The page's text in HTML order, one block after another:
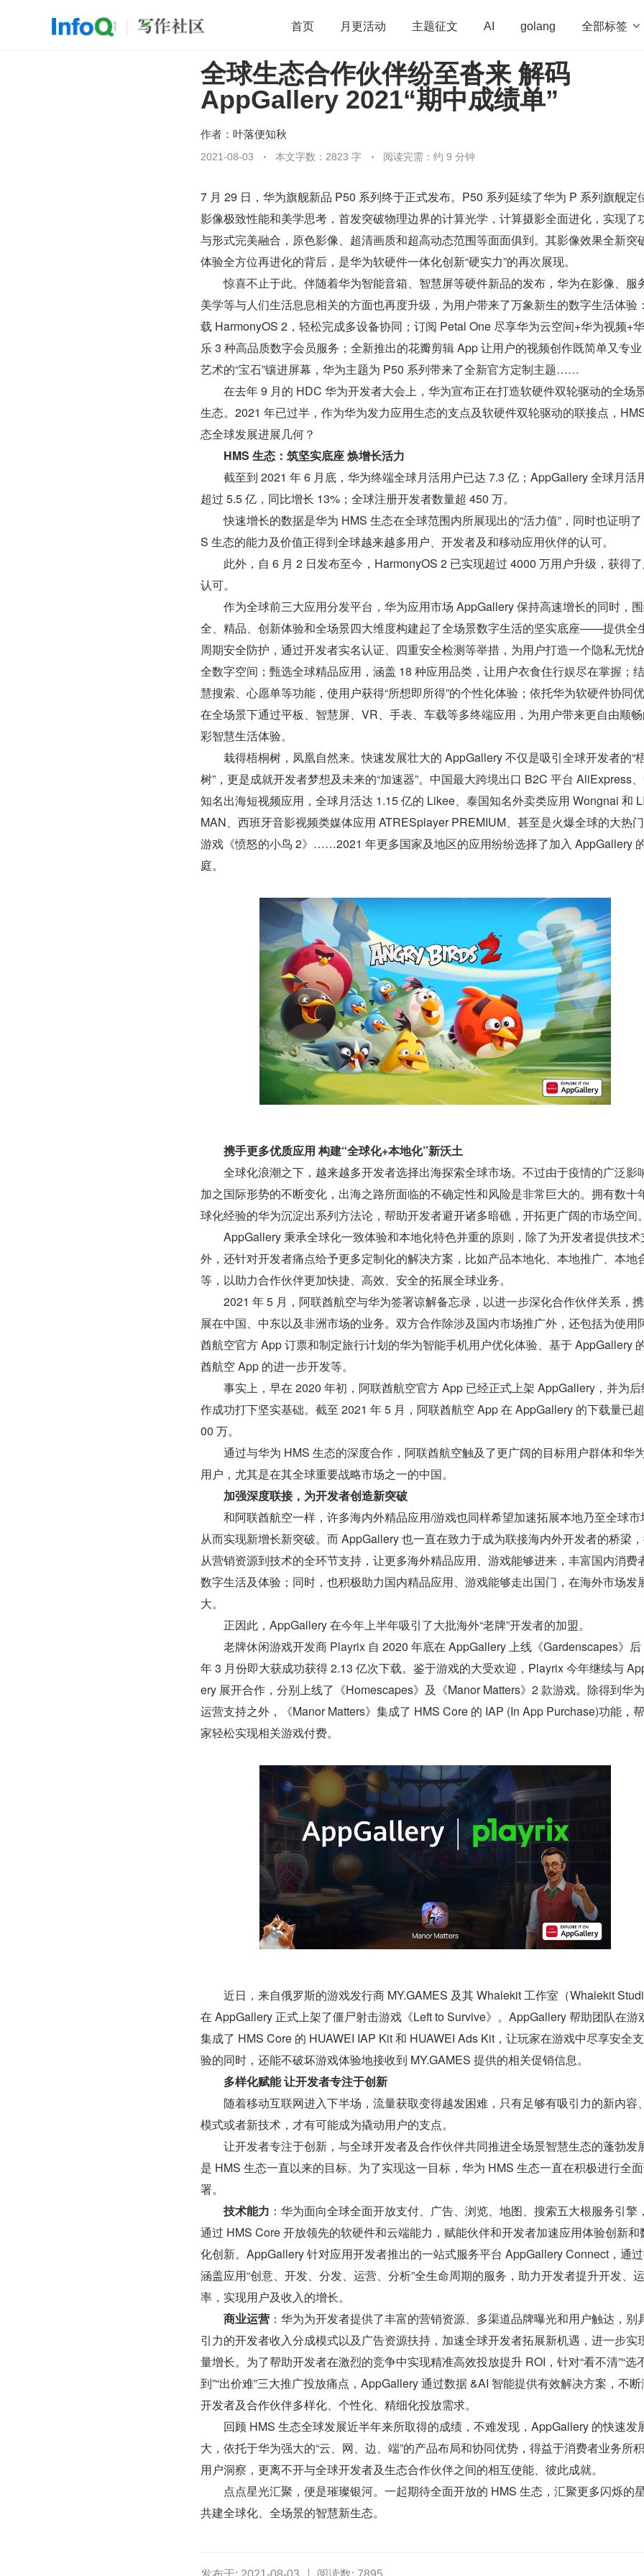
首页 月更活动 主题征文 AI golang 全部标签 
开源 架构 OpenHarmony 算法 学习方法 Web3.0
团队管理 程序员 运维 深度思考 低代码
全球生态合作伙伴纷至沓来 解码
AppGallery 2021“期中成绩单”
作者： 叶落便知秋
2021-08-03 本文字数：2823 字 阅读完需：约 9 分钟
7 月 29 日，华为旗舰新品 P50 系列终于正式发布。P50 系列延续了华为 P 系列旗舰定
影像极致性能和美学思考，首发突破物理边界的计算光学，计算摄影全面进化，实现了
与形式完美融合，原色影像、超清画质和超高动态范围等面面俱到。其影像效果全新突
体验全方位再进化的背后，是华为软硬件一体化创新“硬实力”的再次展现。
惊喜不止于此。伴随着华为智能音箱、智慧屏等硬件新品的发布，华为在影像、服务
美学等与人们生活息息相关的方面也再度升级，为用户带来了万象新生的数字生活体验
载 HarmonyOS 2，轻松完成多设备协同；订阅 Petal One 尽享华为云空间+华为视频+
乐 3 种高品质数字会员服务；全新推出的花瓣剪辑 App 让用户的视频创作既简单又专
艺术的“宝石”镶进屏幕，华为主题为 P50 系列带来了全新官方定制主题……
在去年 9 月的 HDC 华为开发者大会上，华为宣布正在打造软硬件双轮驱动的全场
生态。2021 年已过半，作为华为发力应用生态的支点及软硬件双轮驱动的联接点，
态全球发展进展几何？
HMS 生态：筑坚实底座 焕增长活力
截至到 2021 年 6 月底，华为终端全球月活用户已达 7.3 亿；AppGallery 全球月活
超过 5.5 亿，同比增长 13%；全球注册开发者数量超 450 万。
快速增长的数据是华为 HMS 生态在全球范围内所展现出的“活力值”，同时也证明
S 生态的能力及价值正得到全球越来越多用户、开发者及和移动应用伙伴的认可。
此外，自 6 月 2 日发布至今，HarmonyOS 2 已实现超过 4000 万用户升级，获得了
认可。
作为全球前三大应用分发平台，华为应用市场 AppGallery 保持高速增长的同时，
全、精品、创新体验和全场景四大维度构建起了全场景数字生活的坚实底座——提供全
周期安全防护，通过开发者实名认证、四重安全检测等举措，为用户打造一个隐私无忧
全数字空间；甄选全球精品应用，涵盖 18 种应用品类，让用户衣食住行娱尽在掌握；
慧搜索、心愿单等功能，使用户获得“所想即所得”的个性化体验；依托华为软硬件协同优
在全场景下通过平板、智慧屏、VR、手表、车载等多终端应用，为用户带来更自由顺
彩智慧生活体验。
栽得梧桐树，凤凰自然来。快速发展壮大的 AppGallery 不仅是吸引全球开发者的“
树”，更是成就开发者梦想及未来的“加速器”。中国最大跨境出口 B2C 平台 AliExpress
知名出海短视频应用，全球月活达 1.15 亿的 Likee、泰国知名外卖类应用 Wongnai 和
MAN、西班牙音影视频类媒体应用 ATRESplayer PREMIUM、甚至是火爆全球的大热
游戏《愤怒的小鸟 2》……2021 年更多国家及地区的应用纷纷选择了加入 AppGallery
庭。
携手更多优质应用 构建“全球化+本地化”新沃土
全球化浪潮之下，越来越多开发者选择出海探索全球市场。不过由于疫情的广泛影
加之国际形势的不断变化，出海之路所面临的不确定性和风险是非常巨大的。拥有数十
球化经验的华为沉淀出系列方法论，帮助开发者避开诸多暗礁，开拓更广阔的市场空间。
AppGallery 秉承全球化一致体验和本地化特色并重的原则，除了为开发者提供技术
外，还针对开发者痛点给予更多定制化的解决方案，比如产品本地化、本地推广、本地
等，以助力合作伙伴更加快捷、高效、安全的拓展全球业务。
2021 年 5 月，阿联酋航空与华为签署谅解备忘录，以进一步深化合作伙伴关系，
展在中国、中东以及非洲市场的业务。双方合作除涉及国内市场推广外，还包括为使用
酋航空官方 App 订票和制定旅行计划的华为智能手机用户优化体验、基于 AppGallery
酋航空 App 的进一步开发等。
事实上，早在 2020 年初，阿联酋航空官方 App 已经正式上架 AppGallery，并为后
作成功打下坚实基础。截至 2021 年 5 月，阿联酋航空 App 在 AppGallery 的下载量已
00 万。
通过与华为 HMS 生态的深度合作，阿联酋航空触及了更广阔的目标用户群体和华
用户，尤其是在其全球重要战略市场之一的中国。
加强深度联接，为开发者创造新突破
和阿联酋航空一样，许多海内外精品应用/游戏也同样希望加速拓展本地乃至全球市
从而实现新增长新突破。而 AppGallery 也一直在致力于成为联接海内外开发者的桥梁
从营销资源到技术的全环节支持，让更多海外精品应用、游戏能够进来，丰富国内消费
数字生活及体验；同时，也积极助力国内精品应用、游戏能够走出国门，在海外市场发
大。
正因此，AppGallery 在今年上半年吸引了大批海外“老牌”开发者的加盟。
老牌休闲游戏开发商 Playrix 自 2020 年底在 AppGallery 上线《Gardenscapes》后
年 3 月份即大获成功获得 2.13 亿次下载。鉴于游戏的大受欢迎，Playrix 今年继续与
ery 展开合作，分别上线了《Homescapes》及《Manor Matters》2 款游戏。除得到华
运营支持之外，《Manor Matters》集成了 HMS Core 的 IAP (In App Purchase)功能，
家轻松实现相关游戏付费。
近日，来自俄罗斯的游戏发行商 MY.GAMES 及其 Whalekit 工作室（Whalekit
在 AppGallery 正式上架了僵尸射击游戏《Left to Survive》。AppGallery 帮助团队在游
集成了 HMS Core 的 HUAWEI IAP Kit 和 HUAWEI Ads Kit，让玩家在游戏中尽享安全
验的同时，还能不破坏游戏体验地接收到 MY.GAMES 提供的相关促销信息。
多样化赋能 让开发者专注于创新
随着移动互联网进入下半场，流量获取变得越发困难，只有足够有吸引力的新内容
模式或者新技术，才有可能成为撬动用户的支点。
让开发者专注于创新，与全球开发者及合作伙伴共同推进全场景智慧生态的蓬勃发
是 HMS 生态一直以来的目标。为了实现这一目标，华为 HMS 生态一直在积极进行全
署。
技术能力 ：华为面向全球全面开放支付、广告、浏览、地图、搜索五大根服务引擎
通过 HMS Core 开放领先的软硬件和云端能力，赋能伙伴和开发者加速应用体验创新和
化创新。AppGallery 针对应用开发者推出的一站式服务平台 AppGallery Connect，通
涵盖应用“创意、开发、分发、运营、分析”全生命周期的服务，助力开发者提升开发、
率，实现用户及收入的增长。
商业运营 ：华为为开发者提供了丰富的营销资源、多渠道品牌曝光和用户触达，别
引力的开发者收入分成模式以及广告资源扶持，加速全球开发者拓展新机遇，进一步实
量增长。为了帮助开发者在激烈的竞争中实现精准高效投放提升 ROI，针对“看不清”“选
到”“出价难”三大推广投放痛点，AppGallery 通过数据 &AI 智能提供有效解决方案，不断
开发者及合作伙伴多样化、个性化、精细化投放需求。
回顾 HMS 生态全球发展近半年来所取得的成绩，不难发现，AppGallery 的快速发
大，依托于华为强大的“云、网、边、端”的产品布局和协同优势，得益于消费者业务所
用户洞察，更离不开与全球开发者及生态合作伙伴之间的相互使能、彼此成就。
点点星光汇聚，便是璀璨银河。一起期待全面开放的 HMS 生态，汇聚更多闪烁的星
共建全球化、全场景的智慧新生态。